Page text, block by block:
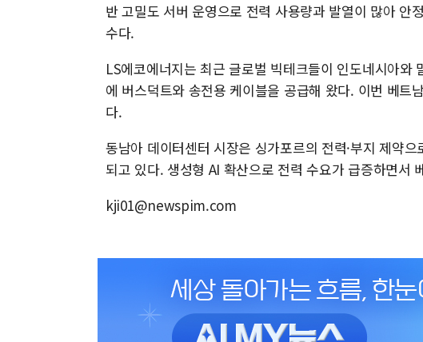
반 고밀도 서버 운영으로 전력 사용량과 발열이 많아 안
수다.
LS에코에너지는 최근 글로벌 빅테크들이 인도네시아와
에 버스덕트와 송전용 케이블을 공급해 왔다. 이번 베트
다.
동남아 데이터센터 시장은 싱가포르의 전력·부지 제약
되고 있다. 생성형 AI 확산으로 전력 수요가 급증하면서
kji01@newspim.com